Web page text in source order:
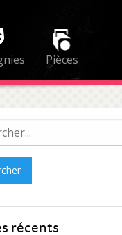
Pièces
:
récents